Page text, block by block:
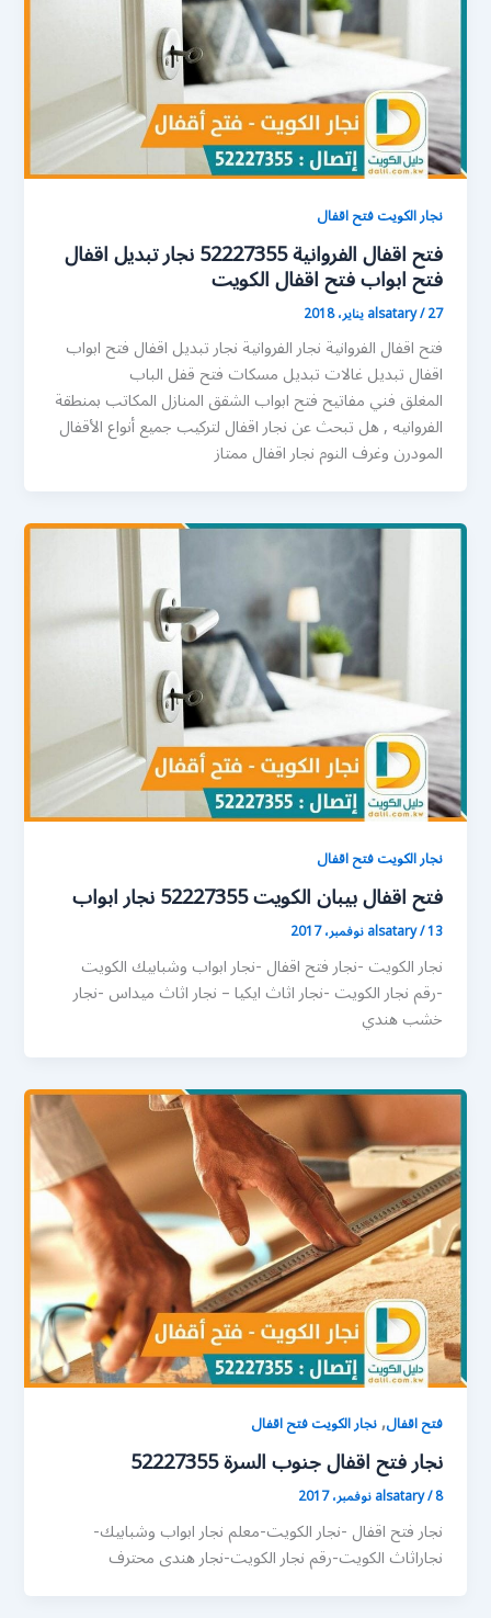
نجار الكويت فتح اقفال
فتح اقفال الفروانية 52227355 نجار تبديل اقفال
فتح ابواب فتح اقفال الكويت
alsatary/27 يناير، 2018
فتح اقفال الفروانية نجار الفروانية نجار تبديل اقفال فتح ابواب
اقفال تبديل غالات تبديل مسكات فتح قفل الباب
المغلق فني مفاتيح فتح ابواب الشقق المنازل المكاتب بمنطقة
الفروانيه , هل تبحث عن نجار اقفال لتركيب جميع أنواع الأقفال
المودرن وغرف النوم نجار اقفال ممتاز
نجار الكويت فتح اقفال
فتح اقفال بيبان الكويت 52227355 نجار ابواب
alsatary/13 نوفمبر، 2017
نجار الكويت -نجار فتح اقفال -نجار ابواب وشبابيك الكويت
-رقم نجار الكويت -نجار اثاث ايكيا – نجار اثاث ميداس -نجار
خشب هندي
فتح اقفال,نجار الكويت فتح اقفال
نجار فتح اقفال جنوب السرة 52227355
alsatary/8 نوفمبر، 2017
نجار فتح اقفال -نجار الكويت-معلم نجار ابواب وشبابيك-
نجاراثاث الكويت-رقم نجار الكويت-نجار هندى محترف